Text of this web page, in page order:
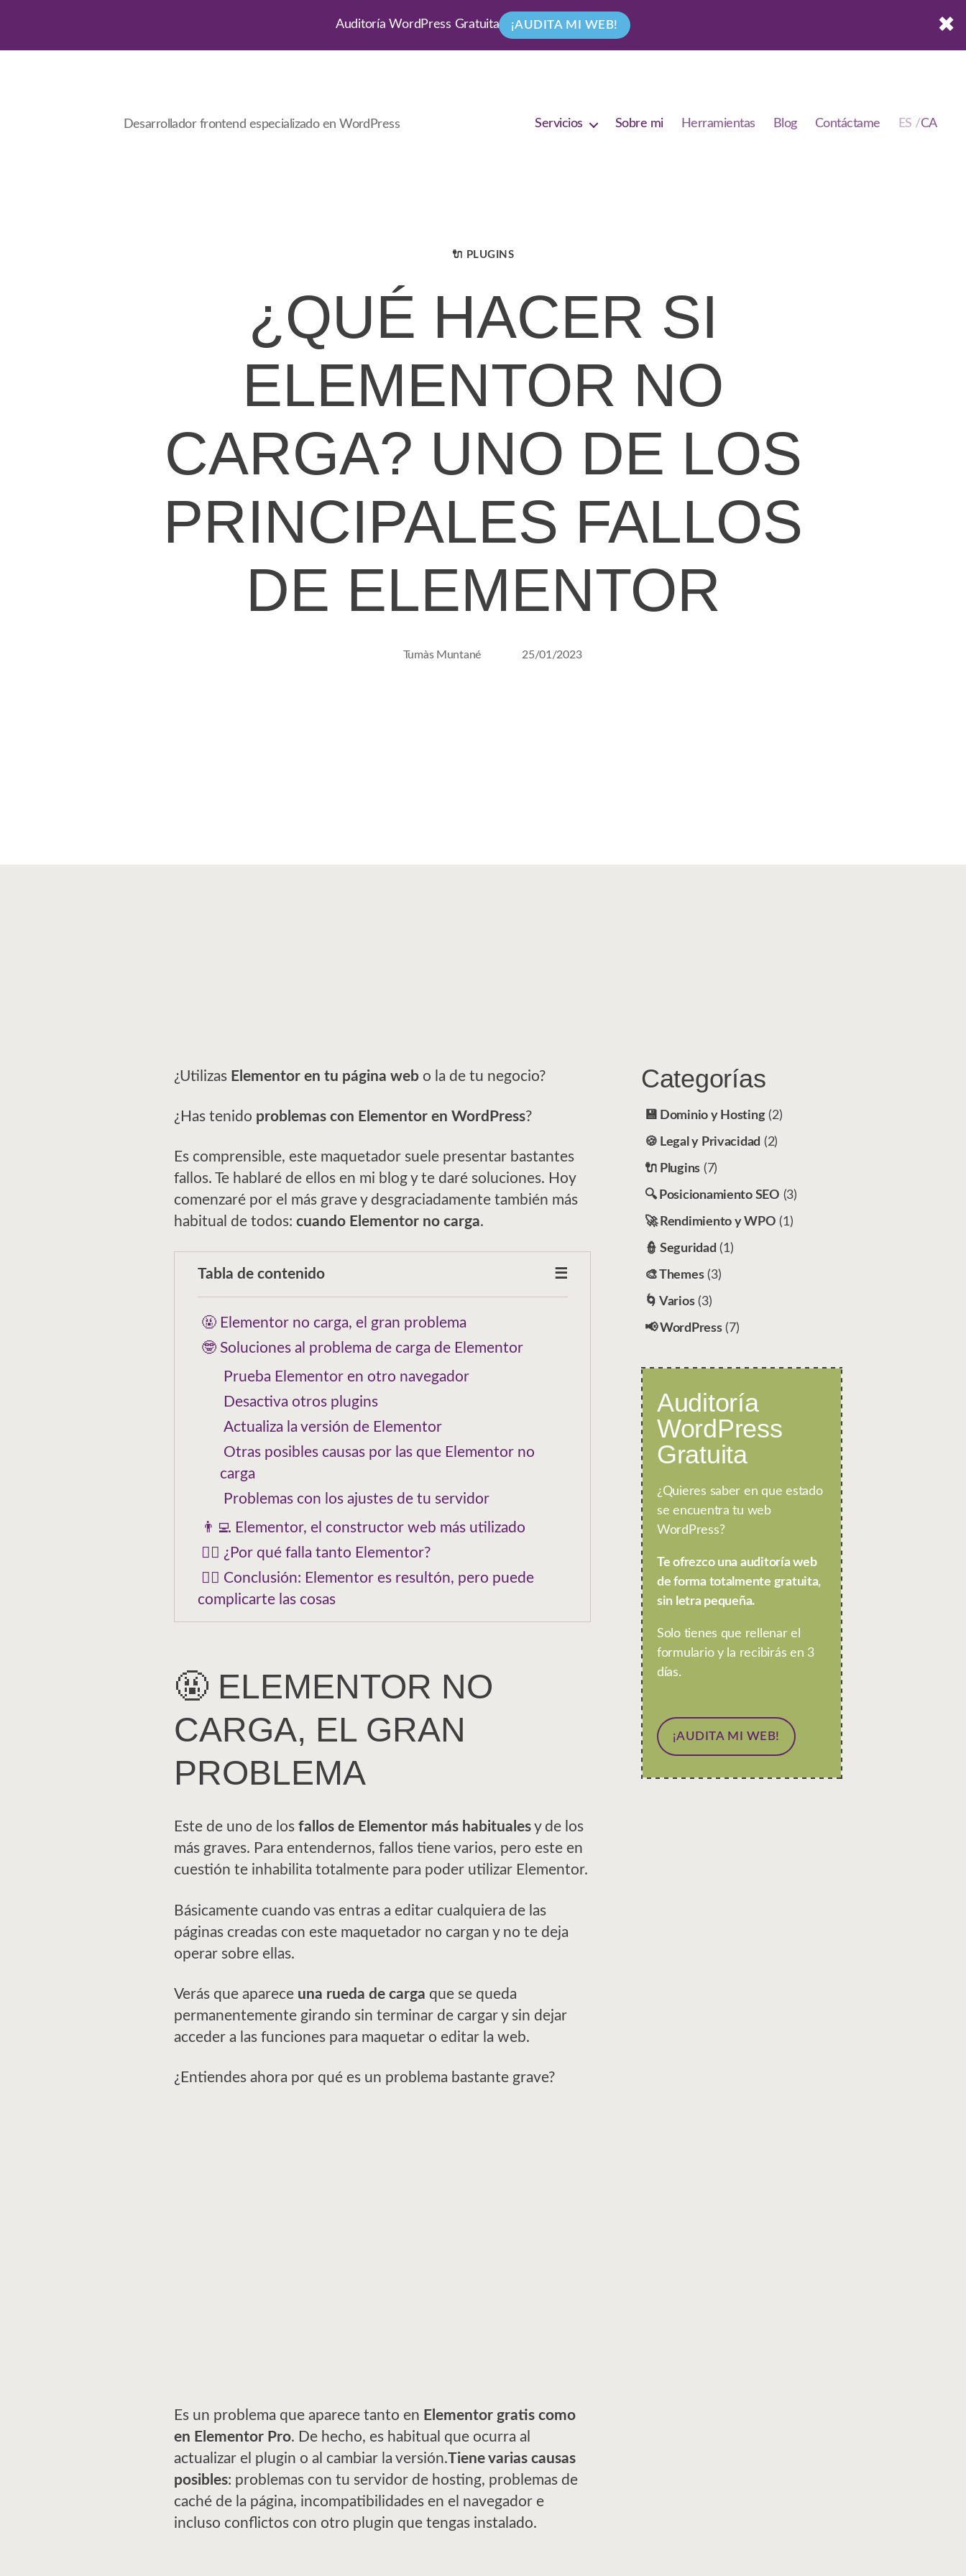
Auditoría WordPress Gratuita ¡AUDITA MI WEB! ✖
Desarrollador frontend especializado en WordPress Servicios Sobre mi Herramientas Blog Contáctame
CATEGORÍAS
🔌 PLUGINS
¿QUÉ HACER SI
ELEMENTOR NO
CARGA? UNO DE LOS
PRINCIPALES FALLOS
DE ELEMENTOR
Autor
Tumàs Muntané
Fecha
25/01/2023
¿Utilizas Elementor en tu página web o la de tu negocio?
¿Has tenido problemas con Elementor en WordPress?
Es comprensible, este maquetador suele presentar bastantes
fallos. Te hablaré de ellos en mi blog y te daré soluciones. Hoy
comenzaré por el más grave y desgraciadamente también más
habitual de todos: cuando Elementor no carga.
Tabla de contenido
🤬 Elementor no carga, el gran problema
🤓 Soluciones al problema de carga de Elementor
Prueba Elementor en otro navegador
Desactiva otros plugins
Actualiza la versión de Elementor
Otras posibles causas por las que Elementor no
carga
Problemas con los ajustes de tu servidor
👨‍💻 Elementor, el constructor web más utilizado
🕵️‍♀️ ¿Por qué falla tanto Elementor?
🧟‍♀️ Conclusión: Elementor es resultón, pero puede
complicarte las cosas
🤬 ELEMENTOR NO
CARGA, EL GRAN
PROBLEMA
Este de uno de los fallos de Elementor más habitualesy de los
más graves. Para entendernos, fallos tiene varios, pero este en
cuestión te inhabilita totalmente para poder utilizar Elementor.
Básicamente cuando vas entras a editar cualquiera de las
páginas creadas con este maquetador no cargan y no te deja
operar sobre ellas.
Verás que aparece una rueda de carga que se queda
permanentemente girando sin terminar de cargar y sin dejar
acceder a las funciones para maquetar o editar la web.
¿Entiendes ahora por qué es un problema bastante grave?
Es un problema que aparece tanto en Elementor gratis como
en Elementor Pro. De hecho, es habitual que ocurra al
actualizar el plugin o al cambiar la versión.Tiene varias causas
posibles: problemas con tu servidor de hosting, problemas de
caché de la página, incompatibilidades en el navegador e
incluso conflictos con otro plugin que tengas instalado.
Categorías
💾 Dominio y Hosting(2)
🍪 Legal y Privacidad (2)
🔌 Plugins (7)
🔍 Posicionamiento SEO (3)
🚀 Rendimiento y WPO (1)
👮 Seguridad (1)
🎨 Themes(3)
🌀 Varios(3)
📢 WordPress(7)
Auditoría
WordPress
Gratuita
¿Quieres saber en que estado
se encuentra tu web
WordPress?
Te ofrezco una auditoría web
de forma totalmente gratuita,
sin letra pequeña.
Solo tienes que rellenar el
formulario y la recibirás en 3
días.
¡AUDITA MI WEB!